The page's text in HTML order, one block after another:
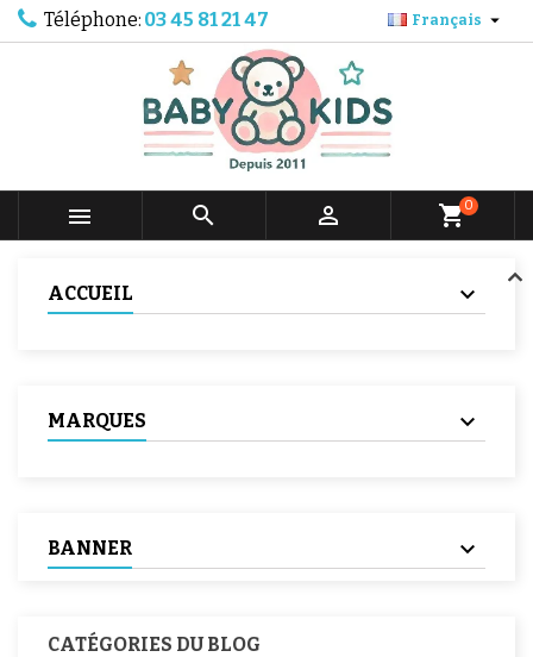
Téléphone: 03 45 81 21 47 Français 
   shopping_cart0
ACCUEIL
MARQUES
BANNER
CATÉGORIES DU BLOG